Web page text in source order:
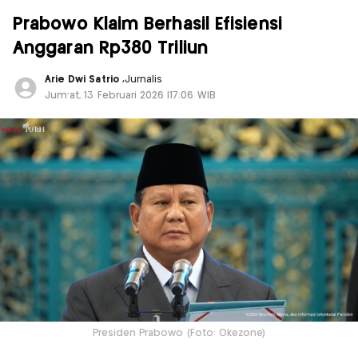
Prabowo Klaim Berhasil Efisiensi
Anggaran Rp380 Triliun
Arie Dwi Satrio ,Jurnalis
Jum'at, 13 Februari 2026 |17:06 WIB
Presiden Prabowo (Foto: Okezone)